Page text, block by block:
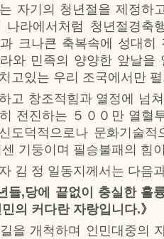
자기의 청년절을 제정하
나라에서처럼 청년절경축
크나큰 축복속에 성대히
와 민족의 양양한 앞날을
고있는 우리 조국에서만
고 창조적힘과 열정에 넘
전진하는 ５００만 열혈
도덕적으로나 문화기술
기둥이며 필승불패의 힘
김 정 일동지께서는 다음
들,당에 끝없이 충실한 훌
의 커다란 자랑입니다.》
을 개척하며 인민대중의